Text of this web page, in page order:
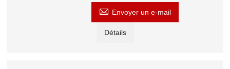
 Envoyer un e-mail
Détails